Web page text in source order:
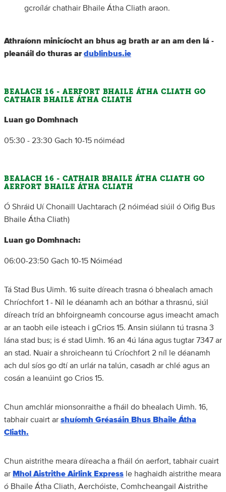
gcroílár chathair Bhaile Átha Cliath araon.
Athraíonn minicíocht an bhus ag brath ar an am den lá -
pleanáil do thuras ar dublinbus.ie
BEALACH 16 - AERFORT BHAILE ÁTHA CLIATH GO
CATHAIR BHAILE ÁTHA CLIATH
Luan go Domhnach
05:30 - 23:30 Gach 10-15 nóiméad
BEALACH 16 - CATHAIR BHAILE ÁTHA CLIATH GO
AERFORT BHAILE ÁTHA CLIATH
Ó Shráid Uí Chonaill Uachtarach (2 nóiméad siúil ó Oifig Bus
Bhaile Átha Cliath)
Luan go Domhnach:
06:00-23:50 Gach 10-15 Nóiméad
Tá Stad Bus Uimh. 16 suite díreach trasna ó bhealach amach
Chríochfort 1 - Níl le déanamh ach an bóthar a thrasnú, siúl
díreach tríd an bhfoirgneamh concourse agus imeacht amach
ar an taobh eile isteach i gCrios 15. Ansin siúlann tú trasna 3
lána stad bus; is é stad Uimh. 16 an 4ú lána agus tugtar 7347 ar
an stad. Nuair a shroicheann tú Críochfort 2 níl le déanamh
ach dul síos go dtí an urlár na talún, casadh ar chlé agus an
cosán a leanúint go Crios 15.
Chun amchlár mionsonraithe a fháil do bhealach Uimh. 16,
tabhair cuairt ar shuíomh Gréasáin Bhus Bhaile Átha
Cliath.
Chun aistrithe meara díreacha a fháil ón aerfort, tabhair cuairt
ar Mhol Aistrithe Airlink Express le haghaidh aistrithe meara
ó Bhaile Átha Cliath, Aerchóiste, Comhcheangail Aistrithe